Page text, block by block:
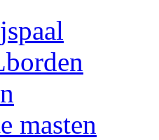
masten